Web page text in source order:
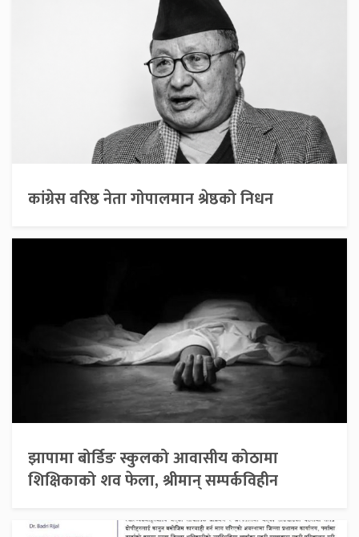
कांग्रेस वरिष्ठ नेता गोपालमान श्रेष्ठको निधन
झापामा बोर्डिङ स्कुलको आवासीय कोठामा
शिक्षिकाको शव फेला, श्रीमान् सम्पर्कविहीन